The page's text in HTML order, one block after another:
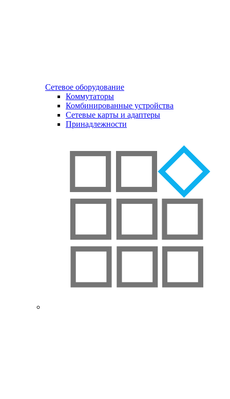
Сетевое оборудование
Коммутаторы
Комбинированные устройства
Сетевые карты и адаптеры
Принадлежности